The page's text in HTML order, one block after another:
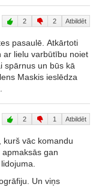
2 2 Atbildēt
pasaulē. Atkārtoti
ar lielu varbūtību noiet
spārnus un būs kā
Maskis ieslēdza
2 1 Atbildēt
kurš vāc komandu
gan
Un viņs